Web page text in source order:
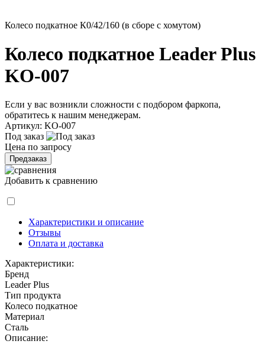
Колесо подкатное К0/42/160 (в сборе с хомутом)
Колесо подкатное Leader Plus
KO-007
Если у вас возникли сложности с подбором фаркопа,
обратитесь к нашим менеджерам.
Артикул: KO-007
Под заказ
Цена по запросу
Предзаказ
Добавить к сравнению
Характеристики и описание
Отзывы
Оплата и доставка
Характеристики:
Бренд
Leader Plus
Тип продукта
Колесо подкатное
Материал
Сталь
Описание: